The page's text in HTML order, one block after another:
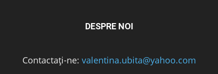
DESPRE NOI
Contactați-ne: valentina.ubita@yahoo.com